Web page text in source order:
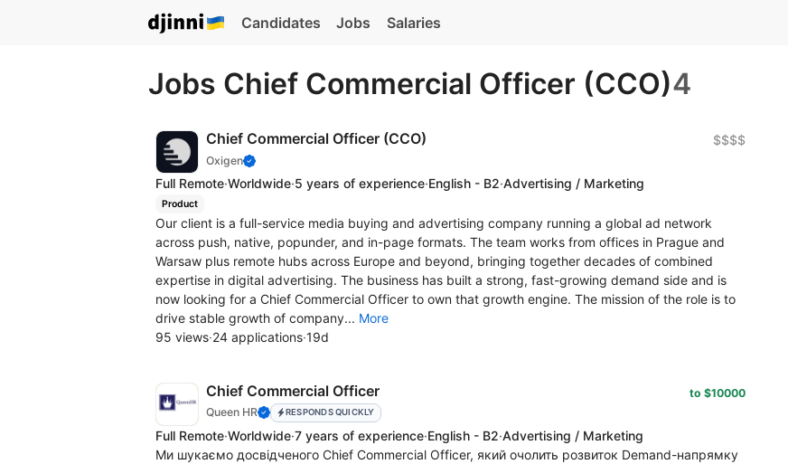
Candidates Jobs Salaries
Jobs Chief Commercial Officer (CCO)4
Chief Commercial Officer (CCO)
Oxigen
$$$$
Full Remote·Worldwide·5 years of experience·English - B2·Advertising / Marketing
Product
Our client is a full-service media buying and advertising company running a global ad network
across push, native, popunder, and in-page formats. The team works from offices in Prague and
Warsaw plus remote hubs across Europe and beyond, bringing together decades of combined
expertise in digital advertising. The business has built a strong, fast-growing demand side and is
now looking for a Chief Commercial Officer to own that growth engine. The mission of the role is to
drive stable growth of company... More
95 views·24 applications·19d
Chief Commercial Officer
Queen HR RESPONDS QUICKLY
to $10000
Full Remote·Worldwide·7 years of experience·English - B2·Advertising / Marketing
Ми шукаємо досвідченого Chief Commercial Officer, який очолить розвиток Demand-напрямку